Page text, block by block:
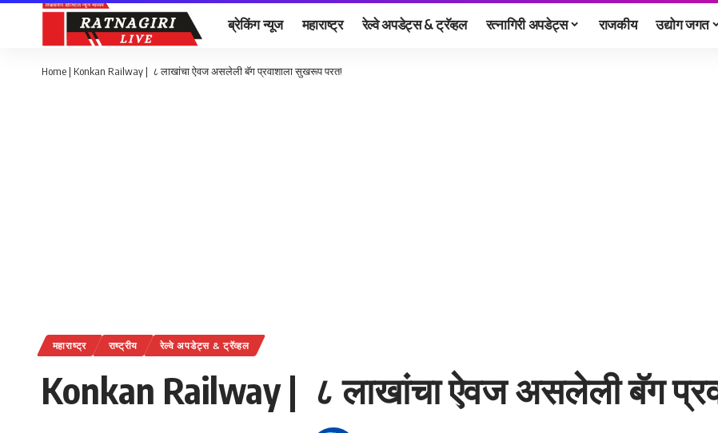
ब्रेकिंग न्यूज महाराष्ट्र रेल्वे अपडेट्स & ट्रॅव्हल रत्नागिरी अपडेट्स राजकीय उद्योग जगत
Home | Konkan Railway | ८ लाखांचा ऐवज असलेली बॅग प्रवाशाला सुखरूप परत!
महाराष्ट्र राष्ट्रीय रेल्वे अपडेट्स & ट्रॅव्हल
Konkan Railway | ८ लाखांचा ऐवज असलेली बॅग